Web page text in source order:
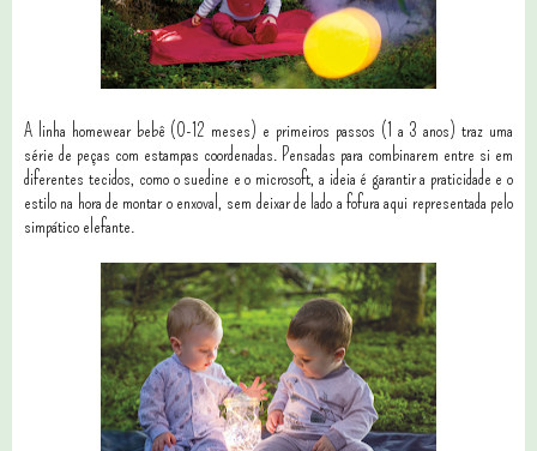
A linha homewear bebê (0-12 meses) e primeiros passos (1 a 3 anos) traz uma
série de peças com estampas coordenadas. Pensadas para combinarem entre si em
diferentes tecidos, como o suedine e o microsoft, a ideia é garantir a praticidade e o
estilo na hora de montar o enxoval, sem deixar de lado a fofura aqui representada pelo
simpático elefante.